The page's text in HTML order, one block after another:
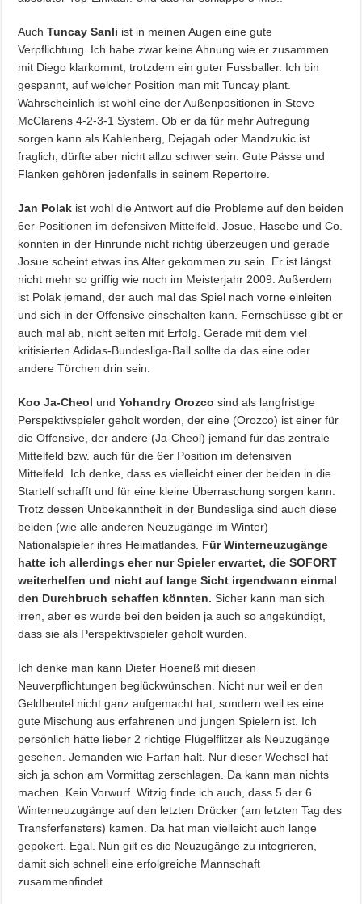
AuchTuncay Sanli ist in meinen Augen eine gute
Verpflichtung. Ich habe zwar keine Ahnung wie er zusammen
mit Diego klarkommt, trotzdem ein guter Fussballer. Ich bin
gespannt, auf welcher Position man mit Tuncay plant.
Wahrscheinlich ist wohl eine der Außenpositionen in Steve
McClarens 4-2-3-1 System. Ob er da für mehr Aufregung
sorgen kann als Kahlenberg, Dejagah oder Mandzukic ist
fraglich, dürfte aber nicht allzu schwer sein. Gute Pässe und
Flanken gehören jedenfalls in seinem Repertoire.
Jan Polak ist wohl die Antwort auf die Probleme auf den beiden
6er-Positionen im defensiven Mittelfeld. Josue, Hasebe und Co.
konnten in der Hinrunde nicht richtig überzeugen und gerade
Josue scheint etwas ins Alter gekommen zu sein. Er ist längst
nicht mehr so griffig wie noch im Meisterjahr 2009. Außerdem
ist Polak jemand, der auch mal das Spiel nach vorne einleiten
und sich in der Offensive einschalten kann. Fernschüsse gibt er
auch mal ab, nicht selten mit Erfolg. Gerade mit dem viel
kritisierten Adidas-Bundesliga-Ball sollte da das eine oder
andere Törchen drin sein.
Koo Ja-Cheol undYohandry Orozco sind als langfristige
Perspektivspieler geholt worden, der eine (Orozco) ist einer für
die Offensive, der andere (Ja-Cheol) jemand für das zentrale
Mittelfeld bzw. auch für die 6er Position im defensiven
Mittelfeld. Ich denke, dass es vielleicht einer der beiden in die
Startelf schafft und für eine kleine Überraschung sorgen kann.
Trotz dessen Unbekanntheit in der Bundesliga sind auch diese
beiden (wie alle anderen Neuzugänge im Winter)
Nationalspieler ihres Heimatlandes. Für Winterneuzugänge
hatte ich allerdings eher nur Spieler erwartet, die SOFORT
weiterhelfen und nicht auf lange Sicht irgendwann einmal
den Durchbruch schaffen könnten. Sicher kann man sich
irren, aber es wurde bei den beiden ja auch so angekündigt,
dass sie als Perspektivspieler geholt wurden.
Ich denke man kann Dieter Hoeneß mit diesen
Neuverpflichtungen beglückwünschen. Nicht nur weil er den
Geldbeutel nicht ganz aufgemacht hat, sondern weil es eine
gute Mischung aus erfahrenen und jungen Spielern ist. Ich
persönlich hätte lieber 2 richtige Flügelflitzer als Neuzugänge
gesehen. Jemanden wie Farfan halt. Nur dieser Wechsel hat
sich ja schon am Vormittag zerschlagen. Da kann man nichts
machen. Kein Vorwurf. Witzig finde ich auch, dass 5 der 6
Winterneuzugänge auf den letzten Drücker (am letzten Tag des
Transferfensters) kamen. Da hat man vielleicht auch lange
gepokert. Egal. Nun gilt es die Neuzugänge zu integrieren,
damit sich schnell eine erfolgreiche Mannschaft
zusammenfindet.